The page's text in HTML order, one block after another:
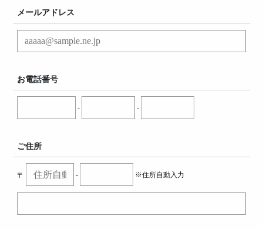
メールアドレス
お電話番号
- -
ご住所
〒 - ※住所自動入力